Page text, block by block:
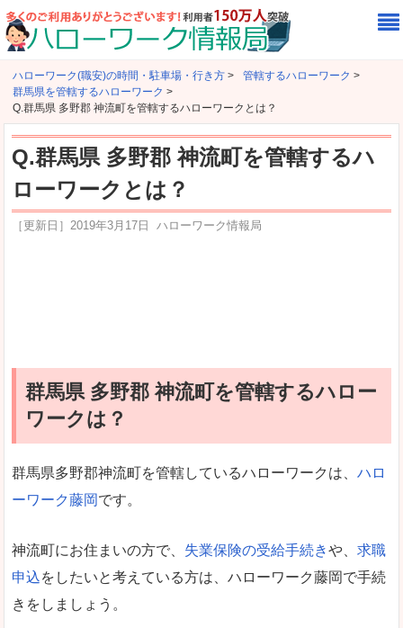
ハローワーク(職安)の時間・駐車場・行き方 > 管轄するハローワーク >
群馬県を管轄するハローワーク >
Q.群馬県 多野郡 神流町を管轄するハローワークとは？
Q.群馬県 多野郡 神流町を管轄するハ
ローワークとは？
［更新日］ 2019年3月17日 ハローワーク情報局
群馬県 多野郡 神流町を管轄するハロー
ワークは？
群馬県多野郡神流町を管轄しているハローワークは、 ハロ
ーワーク藤岡です。
神流町にお住まいの方で、 失業保険の受給手続きや、 求職
申込をしたいと考えている方は、ハローワーク藤岡で手続
きをしましょう。